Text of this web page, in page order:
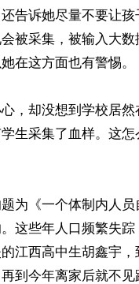
告诉她尽量不要让
被采集，被输入大数
在这方面也有警惕。
，却没想到学校居
生采集了血样。这
为《一个体制内人
这些年人口频繁失
江西高中生胡鑫宇
到今年离家后就不